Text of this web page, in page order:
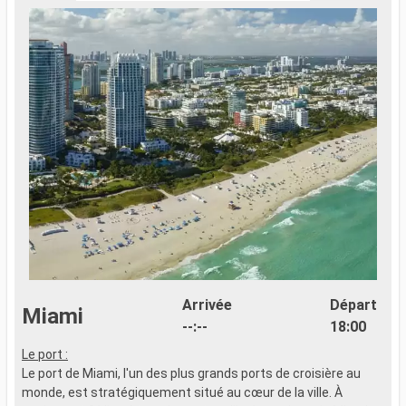
Miami
Arrivée
--:--
Départ
18:00
Le port :
Le port de Miami, l'un des plus grands ports de croisière au
monde, est stratégiquement situé au cœur de la ville. À